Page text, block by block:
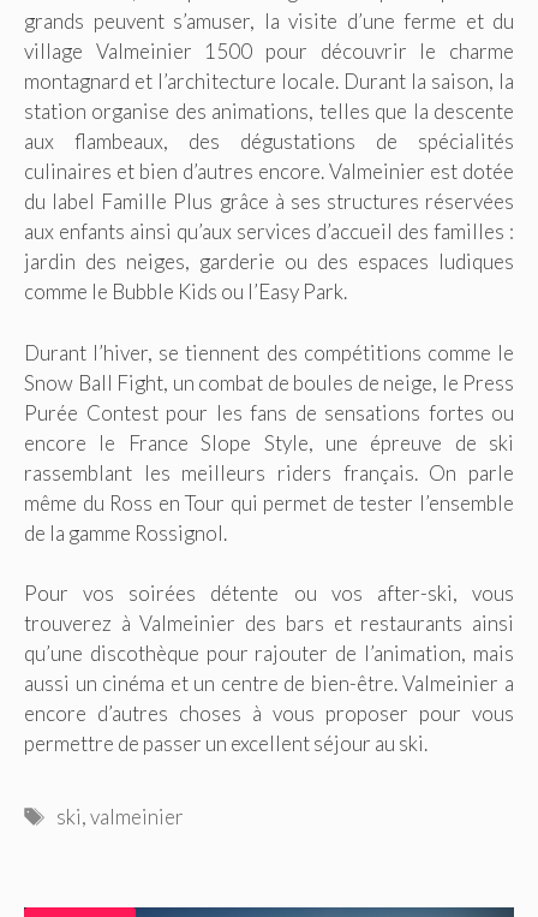
grands peuvent s’amuser, la visite d’une ferme et du
village Valmeinier 1500 pour découvrir le charme
montagnard et l’architecture locale. Durant la saison, la
station organise des animations, telles que la descente
aux flambeaux, des dégustations de spécialités
culinaires et bien d’autres encore. Valmeinier est dotée
du label Famille Plus grâce à ses structures réservées
aux enfants ainsi qu’aux services d’accueil des familles :
jardin des neiges, garderie ou des espaces ludiques
comme le Bubble Kids ou l’Easy Park.
Durant l’hiver, se tiennent des compétitions comme le
Snow Ball Fight, un combat de boules de neige, le Press
Purée Contest pour les fans de sensations fortes ou
encore le France Slope Style, une épreuve de ski
rassemblant les meilleurs riders français. On parle
même du Ross en Tour qui permet de tester l’ensemble
de la gamme Rossignol.
Pour vos soirées détente ou vos after-ski, vous
trouverez à Valmeinier des bars et restaurants ainsi
qu’une discothèque pour rajouter de l’animation, mais
aussi un cinéma et un centre de bien-être. Valmeinier a
encore d’autres choses à vous proposer pour vous
permettre de passer un excellent séjour au ski.
Étiquettes
ski,valmeinier